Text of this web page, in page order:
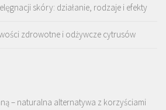
skóry: działanie, rodzaje i efekty
zdrowotne i odżywcze cytrusów
– naturalna alternatywa z korzyściami